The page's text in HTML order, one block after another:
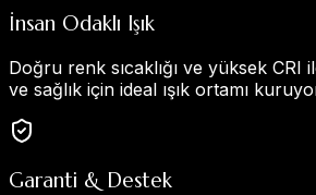
İnsan Odaklı Işık
Doğru renk sıcaklığı ve yüksek
ve sağlık için ideal ışık ortamı
Garanti & Destek